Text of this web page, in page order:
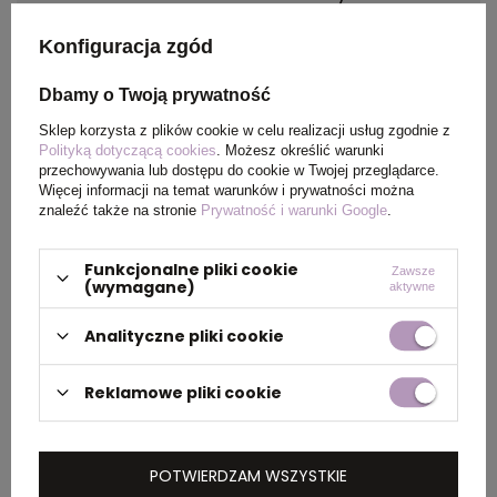
Materiał
pochodzenia
Rozmiar 130 x 90 x 65 mm
PAKOWANIE
Wymiary
kartonu
zewnętrznego
0.410x0.320x0.420
Konfiguracja zgód
Dbamy o Twoją prywatność
Sklep korzysta z plików cookie w celu realizacji usług zgodnie z
Polityką dotyczącą cookies . Możesz określić warunki
przechowywania lub dostępu do cookie w Twojej przeglądarce.
Więcej informacji na temat warunków i prywatności można
znaleźć także na stronie Prywatność i warunki Google
Funkcjonalne pliki cookie
(wymagane)
Zawsze
aktywne
Analityczne pliki cookie
Reklamowe pliki cookie
POTWIERDZAM WSZYSTKIE